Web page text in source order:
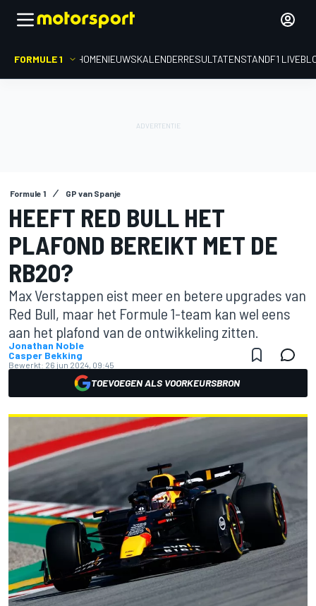
FORMULE 1 HOMENIEUWSKALENDERRESULTATENSTANDF1
Formule 1 GP van Spanje
HEEFT RED BULL HET
PLAFOND BEREIKT MET DE
RB20?
Max Verstappen eist meer en betere upgrades van
Red Bull, maar het Formule 1-team kan wel eens
aan het plafond van de ontwikkeling zitten.
Jonathan Noble
Casper Bekking
Bewerkt: 26 jun 2024, 09:45
TOEVOEGEN ALS VOORKEURSBRON